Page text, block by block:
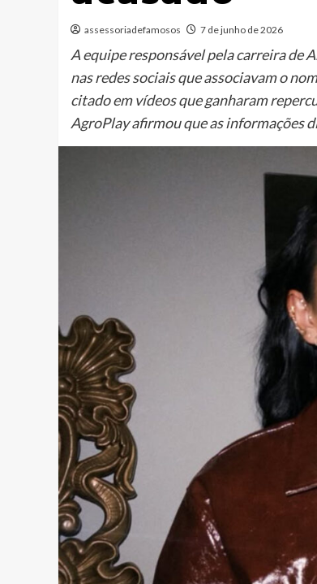
assessoriadefamosos 7 de junho de 2026
A equipe responsável pela carreira de
nas redes sociais que associavam o
citado em vídeos que ganharam
AgroPlay afirmou que as informações